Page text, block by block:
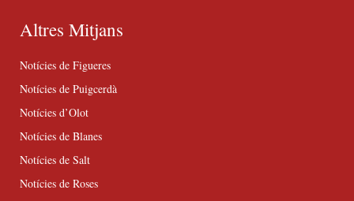
Altres Mitjans
Notícies de Figueres
Notícies de Puigcerdà
Notícies d’Olot
Notícies de Blanes
Notícies de Salt
Notícies de Roses